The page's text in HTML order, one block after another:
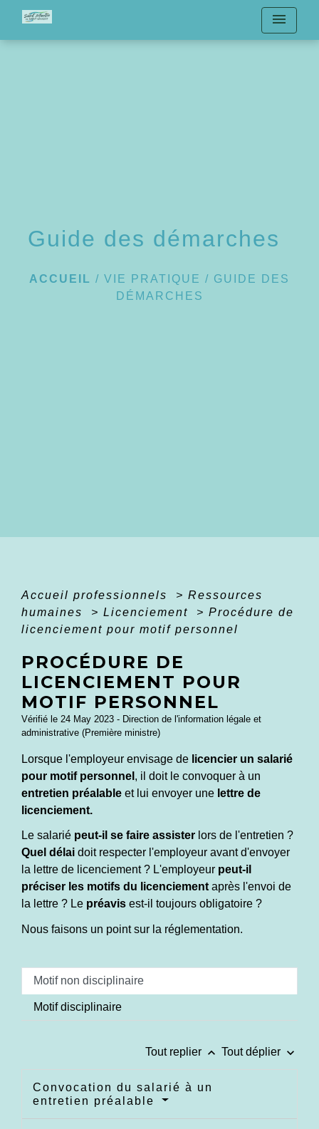
menu
Guide des démarches
ACCUEIL / VIE PRATIQUE / GUIDE DES
DÉMARCHES
Accueil professionnels > Ressources
humaines
> Licenciement > Procédure de
licenciement pour motif personnel
PROCÉDURE DE
LICENCIEMENT POUR
MOTIF PERSONNEL
Vérifié le 24 May 2023 - Direction de l'information légale et
administrative (Première ministre)
Lorsque l'employeur envisage de licencier un salarié
pour motif personnel , il doit le convoquer à un
entretien préalable et lui envoyer une lettre de
licenciement.
Le salarié peut-il se faire assister lors de l'entretien ?
Quel délai doit respecter l'employeur avant d'envoyer
la lettre de licenciement ? L'employeur peut-il
préciser les motifs du licenciementaprès l'envoi de
la lettre ? Le préavis est-il toujours obligatoire ?
Nous faisons un point sur la réglementation.
Motif non disciplinaire
Motif disciplinaire
Tout replier keyboard_arrow_up Tout déplier keyboard_arrow_down
Convocation du salarié à un
entretien préalable